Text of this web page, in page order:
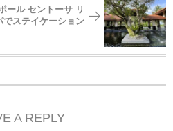
ール セントーサ リ
でステイケーション
A REPLY